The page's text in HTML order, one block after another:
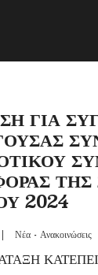
ΓΙΑ
ΤΗΣ
2024
| Νέα - Ανακοινώσεις